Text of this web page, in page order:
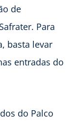
de
Para
basta levar
entradas do
do Palco